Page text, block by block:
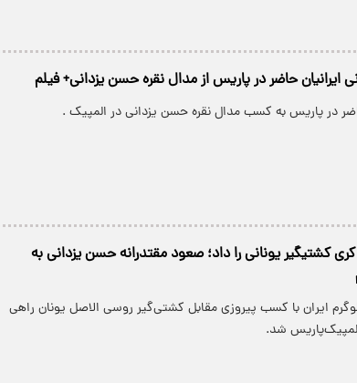
ایرانیان حاضر در پاریس از مدال نقره حسن یزدانی+ فیلم
در پاریس به کسب مدال نقره حسن یزدانی در المپیک .
کشتیگیر یونانی را داد؛ صعود مقتدرانه حسن یزدانی به
وزن ۸۶ کیلوگرم ایران با کسب پیروزی مقابل کشتی‌گیر روسی الاصل یونان راهی
شد.